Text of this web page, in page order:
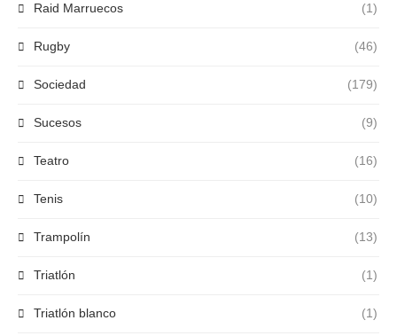
Raid Marruecos (1)
Rugby (46)
Sociedad (179)
Sucesos (9)
Teatro (16)
Tenis (10)
Trampolín (13)
Triatlón (1)
Triatlón blanco (1)